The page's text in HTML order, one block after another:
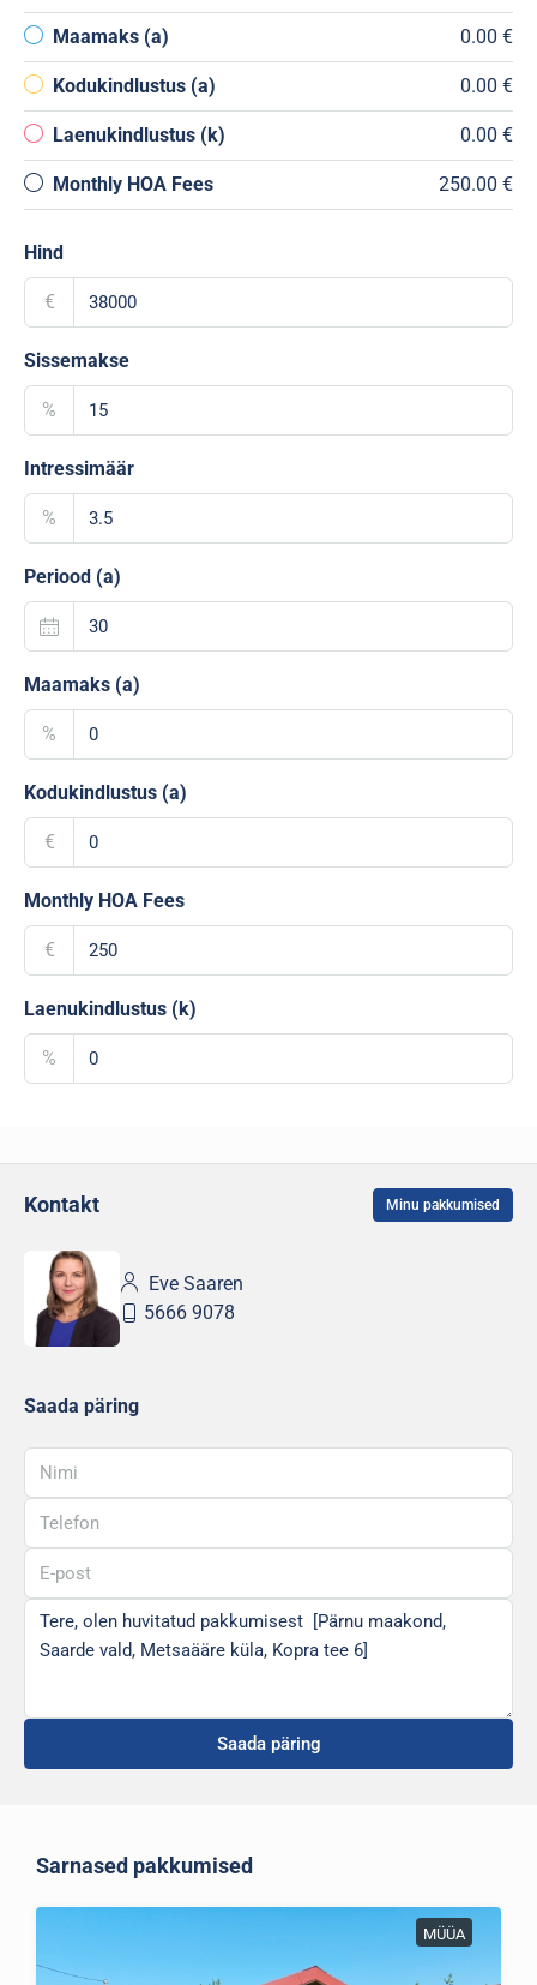
Maamaks (a) 0.00 €
Kodukindlustus (a) 0.00 €
Laenukindlustus (k) 0.00 €
Monthly HOA Fees 250.00 €
Hind
€
Sissemakse
%
Intressimäär
%
Periood (a)
Maamaks (a)
%
Kodukindlustus (a)
€
Monthly HOA Fees
€
Laenukindlustus (k)
%
Kontakt Minu pakkumised
Eve Saaren
5666 9078
Saada päring
Saada päring
Sarnased pakkumised
MÜÜA